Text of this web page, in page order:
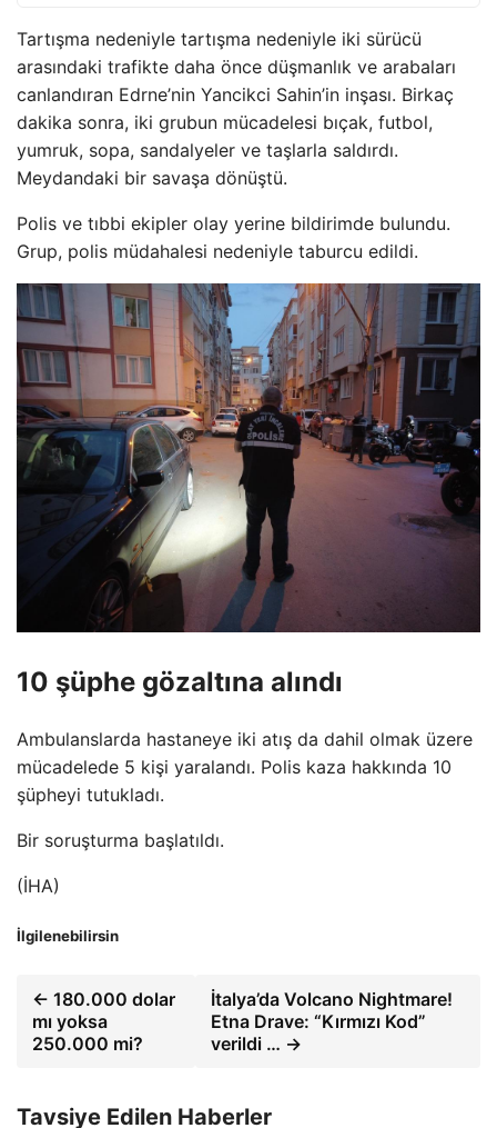
Tartışma nedeniyle tartışma nedeniyle iki sürücü
arasındaki trafikte daha önce düşmanlık ve arabaları
canlandıran Edrne’nin Yancikci Sahin’in inşası. Birkaç
dakika sonra, iki grubun mücadelesi bıçak, futbol, ​​
yumruk, sopa, sandalyeler ve taşlarla saldırdı.
Meydandaki bir savaşa dönüştü.
Polis ve tıbbi ekipler olay yerine bildirimde bulundu.
Grup, polis müdahalesi nedeniyle taburcu edildi.
10 şüphe gözaltına alındı
Ambulanslarda hastaneye iki atış da dahil olmak üzere
mücadelede 5 kişi yaralandı. Polis kaza hakkında 10
şüpheyi tutukladı.
Bir soruşturma başlatıldı.
(İHA)
İlgilenebilirsin
← 180.000 dolar
mı yoksa
250.000 mi?
İtalya’da Volcano Nightmare!
Etna Drave: “Kırmızı Kod”
verildi … →
Tavsiye Edilen Haberler